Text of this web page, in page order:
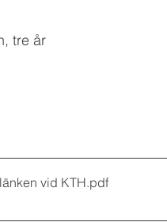
tre år
vid KTH.pdf